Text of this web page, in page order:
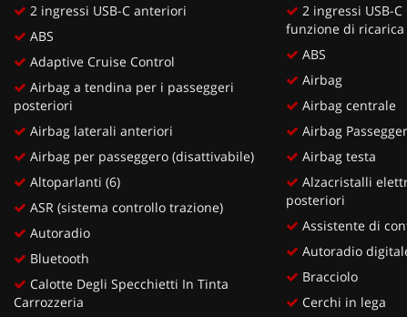
2 ingressi USB-C anteriori
ABS
Adaptive Cruise Control
Airbag a tendina per i passeggeri
posteriori
Airbag laterali anteriori
Airbag per passeggero (disattivabile)
Altoparlanti (6)
ASR (sistema controllo trazione)
Autoradio
Bluetooth
Calotte Degli Specchietti In Tinta
Carrozzeria
2 ingressi USB-
funzione di ricarica
ABS
Airbag
Airbag centrale
Airbag
Airbag testa
Alzacristalli
posteriori
Assistente di
Autoradio
Bracciolo
Cerchi in lega